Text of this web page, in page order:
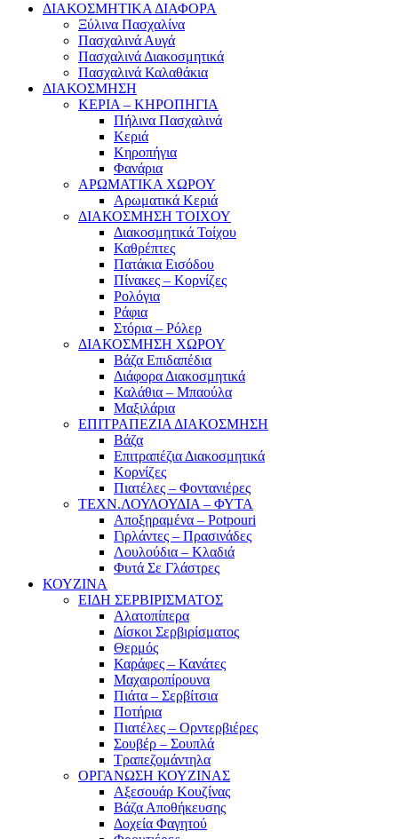
ΔΙΑΚΟΣΜΗΤΙΚΑ ΔΙΑΦΟΡΑ
Ξύλινα Πασχαλίνα
Πασχαλινά Αυγά
Πασχαλινά Διακοσμητικά
Πασχαλινά Καλαθάκια
ΔΙΑΚΟΣΜΗΣΗ
ΚΕΡΙΑ – ΚΗΡΟΠΗΓΙΑ
Πήλινα Πασχαλινά
Κεριά
Κηροπήγια
Φανάρια
ΑΡΩΜΑΤΙΚΑ ΧΩΡΟΥ
Αρωματικά Κεριά
ΔΙΑΚΟΣΜΗΣΗ ΤΟΙΧΟΥ
Διακοσμητικά Τοίχου
Καθρέπτες
Πατάκια Εισόδου
Πίνακες – Κορνίζες
Ρολόγια
Ράφια
Στόρια – Ρόλερ
ΔΙΑΚΟΣΜΗΣΗ ΧΩΡΟΥ
Βάζα Επιδαπέδια
Διάφορα Διακοσμητικά
Καλάθια – Μπαούλα
Μαξιλάρια
ΕΠΙΤΡΑΠΕΖΙΑ ΔΙΑΚΟΣΜΗΣΗ
Βάζα
Επιτραπέζια Διακοσμητικά
Κορνίζες
Πιατέλες – Φοντανιέρες
ΤΕΧΝ.ΛΟΥΛΟΥΔΙΑ – ΦΥΤΑ
Αποξηραμένα – Potpouri
Γιρλάντες – Πρασινάδες
Λουλούδια – Κλαδιά
Φυτά Σε Γλάστρες
ΚΟΥΖΙΝΑ
ΕΙΔΗ ΣΕΡΒΙΡΙΣΜΑΤΟΣ
Αλατοπίπερα
Δίσκοι Σερβιρίσματος
Θερμός
Καράφες – Κανάτες
Μαχαιροπίρουνα
Πιάτα – Σερβίτσια
Ποτήρια
Πιατέλες – Ορντερβιέρες
Σουβέρ – Σουπλά
Τραπεζομάντηλα
ΟΡΓΑΝΩΣΗ ΚΟΥΖΙΝΑΣ
Αξεσουάρ Κουζίνας
Βάζα Αποθήκευσης
Δοχεία Φαγητού